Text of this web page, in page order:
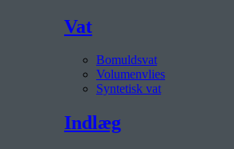
Vat
Bomuldsvat
Volumenvlies
Syntetisk vat
Indlæg